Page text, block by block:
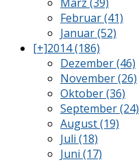
Februar (41)
Januar (52)
[+]2014 (186)
Dezember (46)
November (26)
Oktober (36)
September (24)
August (19)
Juli (18)
Juni (17)